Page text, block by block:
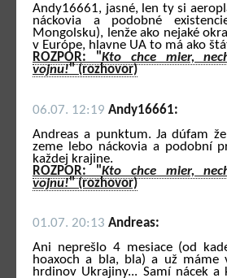
Andy16661, jasné, len ty si
náckovia a podobné
Mongolsku), lenže ako nejaké
v Európe, hlavne UA to má ako
ROZPOR: "Kto chce mier,
vojnu!" (rozhovor)
06.07. 12:19 Andy16661:
Andreas a punktum. Ja dúfam
zeme lebo náckovia a podobní
každej krajine.
ROZPOR: "Kto chce mier,
vojnu!" (rozhovor)
01.07. 20:13 Andreas:
Ani neprešlo 4 mesiace (od
hoaxoch a bla, bla) a už máme
hrdinov Ukrajiny... Samí nácek